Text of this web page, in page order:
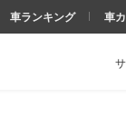
車ランキング 車